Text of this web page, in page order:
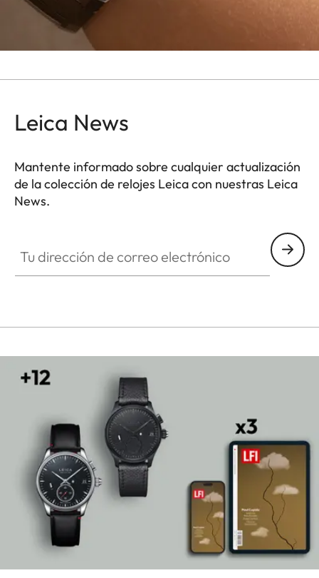
Leica News
Mantente informado sobre cualquier actualización
de la colección de relojes Leica con nuestras Leica
News.